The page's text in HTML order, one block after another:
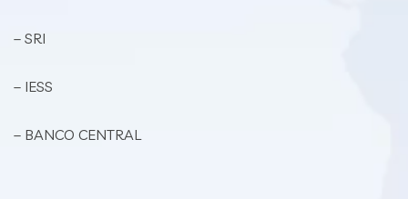
– SRI
– IESS
– BANCO CENTRAL